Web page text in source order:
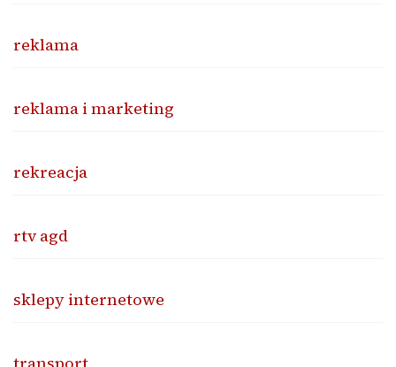
reklama
reklama i marketing
rekreacja
rtv agd
sklepy internetowe